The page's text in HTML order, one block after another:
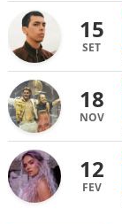
15
SET
18
NOV
12
FEV